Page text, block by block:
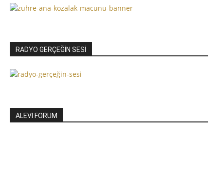
RADYO GERÇEĞİN SESİ
ALEVİ FORUM